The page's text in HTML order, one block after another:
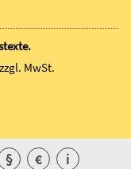
zzgl. MwSt.
§ € i